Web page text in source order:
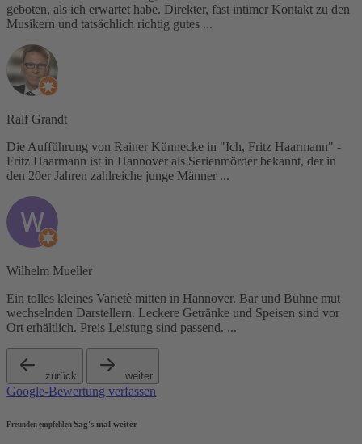
geboten, als ich erwartet habe. Direkter, fast intimer Kontakt zu den
Musikern und tatsächlich richtig gutes ...
Ralf Grandt
Die Aufführung von Rainer Künnecke in "Ich, Fritz Haarmann" -
Fritz Haarmann ist in Hannover als Serienmörder bekannt, der in
den 20er Jahren zahlreiche junge Männer ...
Wilhelm Mueller
Ein tolles kleines Varietè mitten in Hannover. Bar und Bühne mut
wechselnden Darstellern. Leckere Getränke und Speisen sind vor
Ort erhältlich. Preis Leistung sind passend. ...
zurück weiter
Google-Bewertung verfassen
Freunden empfehlen Sag's mal weiter